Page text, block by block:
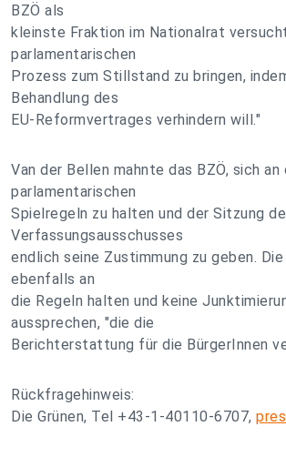
BZÖ als
kleinste Fraktion im Nationalrat
parlamentarischen
Prozess zum Stillstand zu bringen,
Behandlung des
EU-Reformvertrages verhindern will."
Van der Bellen mahnte das BZÖ, sich an
parlamentarischen
Spielregeln zu halten und der Sitzung
Verfassungsausschusses
endlich seine Zustimmung zu geben.
ebenfalls an
die Regeln halten und keine
aussprechen, "die die
Berichterstattung für die BürgerInnen
Rückfragehinweis:
Die Grünen, Tel +43-1-40110-6707,